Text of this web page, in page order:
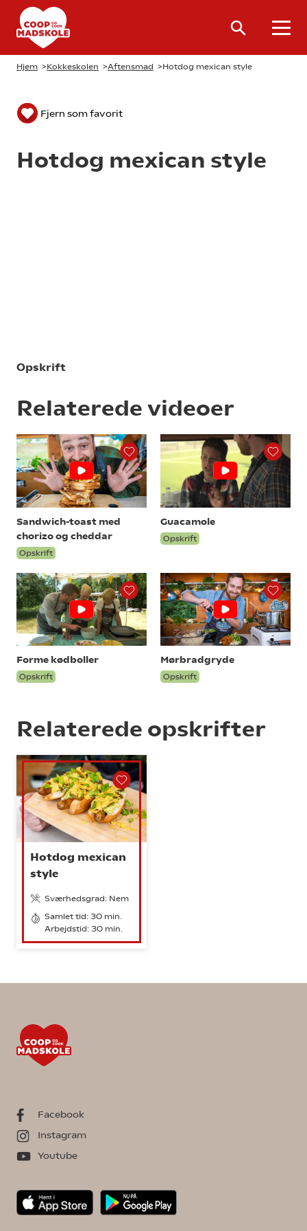
Hjem >Kokkeskolen >Aftensmad >Hotdog mexican style
Fjern som favorit
Hotdog mexican style
Opskrift
Relaterede videoer
Sandwich-toast med
chorizo og cheddar
Opskrift
Guacamole
Opskrift
Forme kødboller
Opskrift
Mørbradgryde
Opskrift
Relaterede opskrifter
Hotdog mexican
style
Sværhedsgrad: Nem
Samlet tid: 30 min.
Arbejdstid: 30 min.
Facebook
Instagram
Youtube